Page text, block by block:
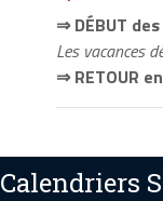
⇒ DÉBUT
Les vacances
⇒ RETOUR
Calendriers